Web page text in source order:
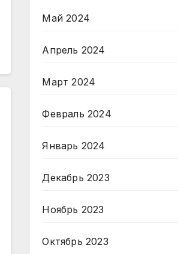
Май 2024
Апрель 2024
Март 2024
Февраль 2024
Январь 2024
Декабрь 2023
Ноябрь 2023
Октябрь 2023